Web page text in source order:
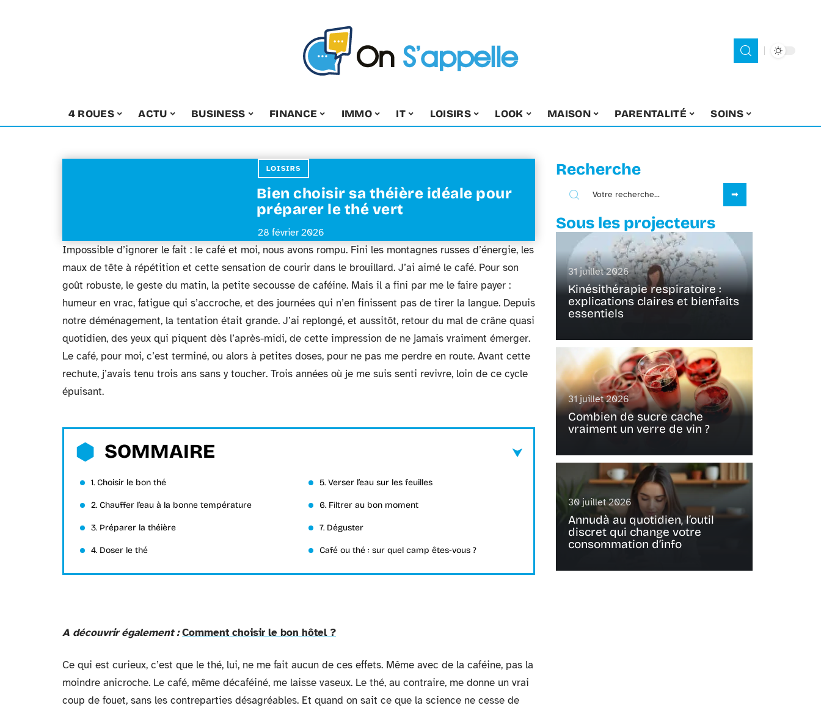
4 ROUES ACTU BUSINESS FINANCE IMMO IT LOISIRS LOOK MAISON PARENTALITÉ SOINS
LOISIRS
Bien choisir sa théière idéale pour
préparer le thé vert
28 février 2026
Impossible d’ignorer le fait : le café et moi, nous avons rompu. Fini les montagnes russes d’énergie, les
maux de tête à répétition et cette sensation de courir dans le brouillard. J’ai aimé le café. Pour son
goût robuste, le geste du matin, la petite secousse de caféine. Mais il a fini par me le faire payer :
humeur en vrac, fatigue qui s’accroche, et des journées qui n’en finissent pas de tirer la langue. Depuis
notre déménagement, la tentation était grande. J’ai replongé, et aussitôt, retour du mal de crâne quasi
quotidien, des yeux qui piquent dès l’après-midi, de cette impression de ne jamais vraiment émerger.
Le café, pour moi, c’est terminé, ou alors à petites doses, pour ne pas me perdre en route. Avant cette
rechute, j’avais tenu trois ans sans y toucher. Trois années où je me suis senti revivre, loin de ce cycle
épuisant.
SOMMAIRE
1. Choisir le bon thé
2. Chauffer l’eau à la bonne température
3. Préparer la théière
4. Doser le thé
5. Verser l’eau sur les feuilles
6. Filtrer au bon moment
7. Déguster
Café ou thé : sur quel camp êtes-vous ?
A découvrir également : Comment choisir le bon hôtel ?
Ce qui est curieux, c’est que le thé, lui, ne me fait aucun de ces effets. Même avec de la caféine, pas la
moindre anicroche. Le café, même décaféiné, me laisse vaseux. Le thé, au contraire, me donne un vrai
coup de fouet, sans les contreparties désagréables. Et quand on sait ce que la science ne cesse de
Recherche
Sous les projecteurs
31 juillet 2026
Kinésithérapie respiratoire :
explications claires et bienfaits
essentiels
31 juillet 2026
Combien de sucre cache
vraiment un verre de vin ?
30 juillet 2026
Annudà au quotidien, l’outil
discret qui change votre
consommation d’info